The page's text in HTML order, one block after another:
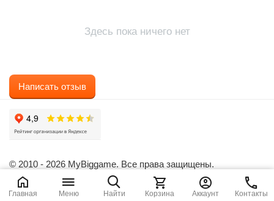
Здесь пока ничего нет
Написать отзыв
© 2010 - 2026 MyBiggame. Все права защищены.
Главная Меню Найти Корзина Аккаунт Контакты